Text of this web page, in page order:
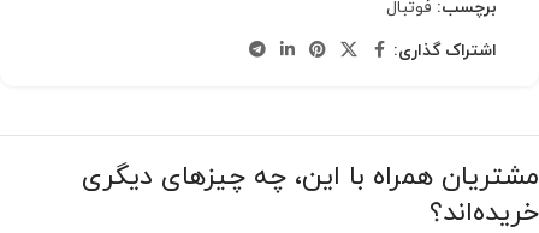
برچسب: فوتبال
اشتراک گذاری:
مشتریان همراه با این، چه چیزهای دیگری
خریده‌اند؟